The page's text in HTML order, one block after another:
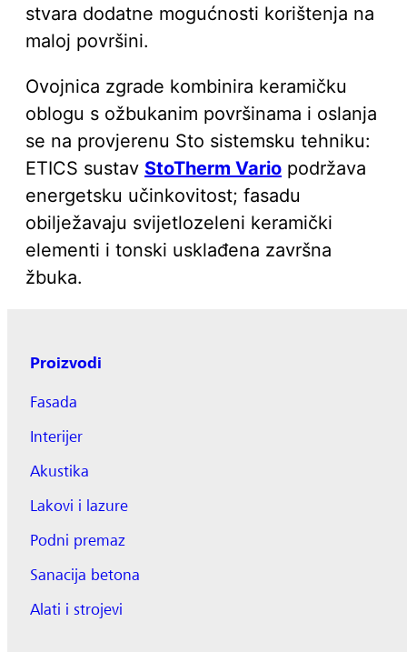
stvara dodatne mogućnosti korištenja na
maloj površini.
Ovojnica zgrade kombinira keramičku
oblogu s ožbukanim površinama i oslanja
se na provjerenu Sto sistemsku tehniku:
ETICS sustav StoTherm Vario podržava
energetsku učinkovitost; fasadu
obilježavaju svijetlozeleni keramički
elementi i tonski usklađena završna
žbuka.
Proizvodi
Fasada
Interijer
Akustika
Lakovi i lazure
Podni premaz
Sanacija betona
Alati i strojevi